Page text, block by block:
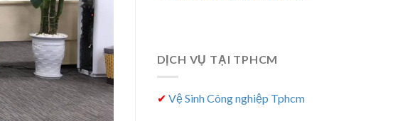
DỊCH VỤ TẠI TPHCM
✔ Vệ Sinh Công nghiệp Tphcm